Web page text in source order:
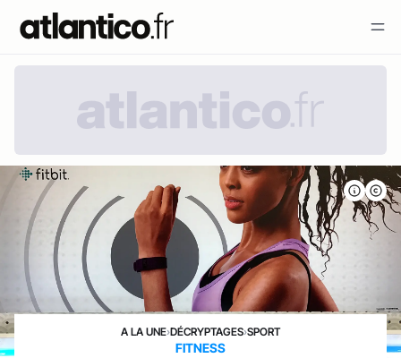
A LA UNE›DÉCRYPTAGES›SPORT
FITNESS